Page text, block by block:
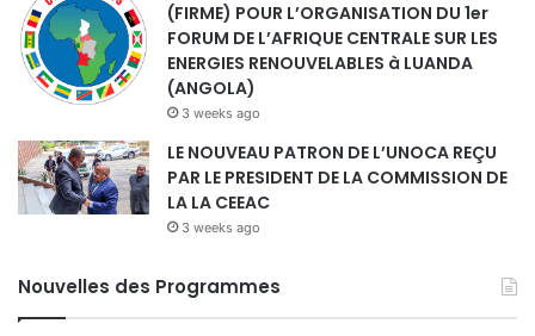
(FIRME) POUR L’ORGANISATION DU 1er
FORUM DE L’AFRIQUE CENTRALE SUR LES
ENERGIES RENOUVELABLES à LUANDA
(ANGOLA)
3 weeks ago
LE NOUVEAU PATRON DE L’UNOCA REÇU
PAR LE PRESIDENT DE LA COMMISSION DE
LA LA CEEAC
3 weeks ago
Nouvelles des Programmes